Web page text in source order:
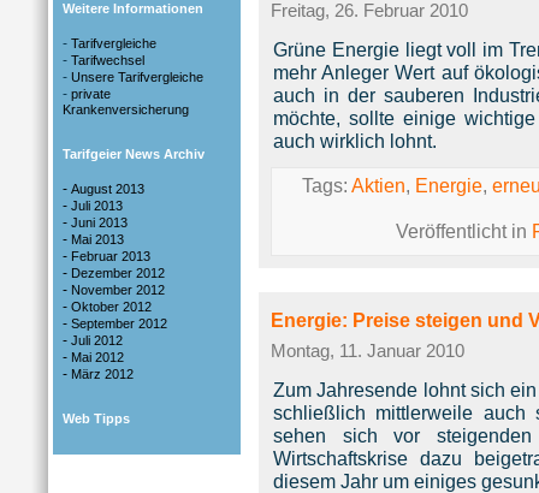
Weitere Informationen
- Tarifvergleiche
- Tarifwechsel
- Unsere Tarifvergleiche
- private
Krankenversicherung
Tarifgeier News Archiv
- August 2013
- Juli 2013
- Juni 2013
- Mai 2013
- Februar 2013
- Dezember 2012
- November 2012
- Oktober 2012
- September 2012
- Juli 2012
- Mai 2012
- März 2012
Web Tipps
Freitag, 26. Februar 2010
Grüne Energie liegt voll im
mehr Anleger Wert auf
auch in der sauberen
möchte, sollte einige
auch wirklich lohnt.
Tags: Aktien, Energie,
Veröffentlicht in
Energie: Preise steigen und
Montag, 11. Januar 2010
Zum Jahresende lohnt sich
schließlich mittlerweile auch
sehen sich vor
Wirtschaftskrise dazu
diesem Jahr um einiges